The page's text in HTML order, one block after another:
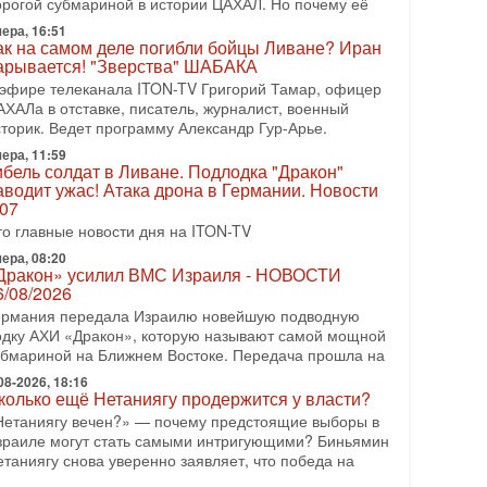
2026, 17:50
голос» Израиля: кто заберет его на этот
русскоязычных репатриантов не раз кардинально
политический ландшафт Израиля. Достаточно
взлет партии «Исраэль ба-алия», когда
2026, 17:00
закрытых дверей: о чём на самом деле
Трамп и Нетаньяху?
визит премьер-министра Израиля Биньямина
в США и его встреча с Дональдом Трампом
больше вопросов, чем ответов. Полная
07-2026, 15:18
готовит покушение на Нетаниягу! Трамп не
эскалации, но КСИР готовит взрыв!
телеканала ITON-TV СЕРГЕЙ МИГДАЛЬ,
по вопросам безопасности, офицер запаса
управления полиции Израиля, автор
07-2026, 09:02
за разоружение ХАМАСа - НОВОСТИ
07/2026
президент США Дональд Трамп заявил о
16:51
на самом деле погибли бойцы Ливане? Иран
"Зверства" ШАБАКА
телеканала ITON-TV Григорий Тамар, офицер
в отставке, писатель, журналист, военный
Ведет программу Александр Гур-Арье.
11:59
солдат в Ливане. Подлодка "Дракон"
ужас! Атака дрона в Германии. Новости
главные новости дня на ITON-TV
08:20
усилил ВМС Израиля - НОВОСТИ
08/2026
передала Израилю новейшую подводную
АХИ «Дракон», которую называют самой мощной
на Ближнем Востоке. Передача прошла на
2026, 18:16
ещё Нетаниягу продержится у власти?
вечен?» — почему предстоящие выборы в
могут стать самыми интригующими? Биньямин
снова уверенно заявляет, что победа на